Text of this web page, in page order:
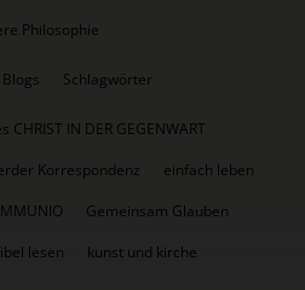
Philosophie
Blogs Schlagwörter
CHRIST IN DER GEGENWART
Korrespondenz
einfach leben
Gemeinsam Glauben
lesen kunst und kirche